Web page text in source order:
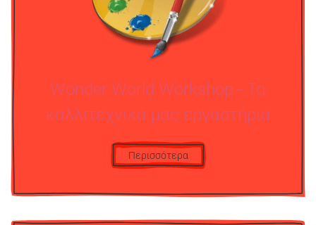
Wonder World Workshop - Τα
καλλιτεχνικά μας εργαστήρια
Περισσότερα